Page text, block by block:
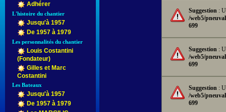
Adhérer
L'histoire du chantier
Jusqu'à 1957
De 1957 à 1979
Les personnalités du chantier
Louis Costantini
(Fondateur)
Gilles et Marc
Costantini
Les Bateaux
Jusqu'à 1957
De 1957 à 1979
Suggestion :
/web5/
699
Suggestion :
/web5/
699
Suggestion :
/web5/
699